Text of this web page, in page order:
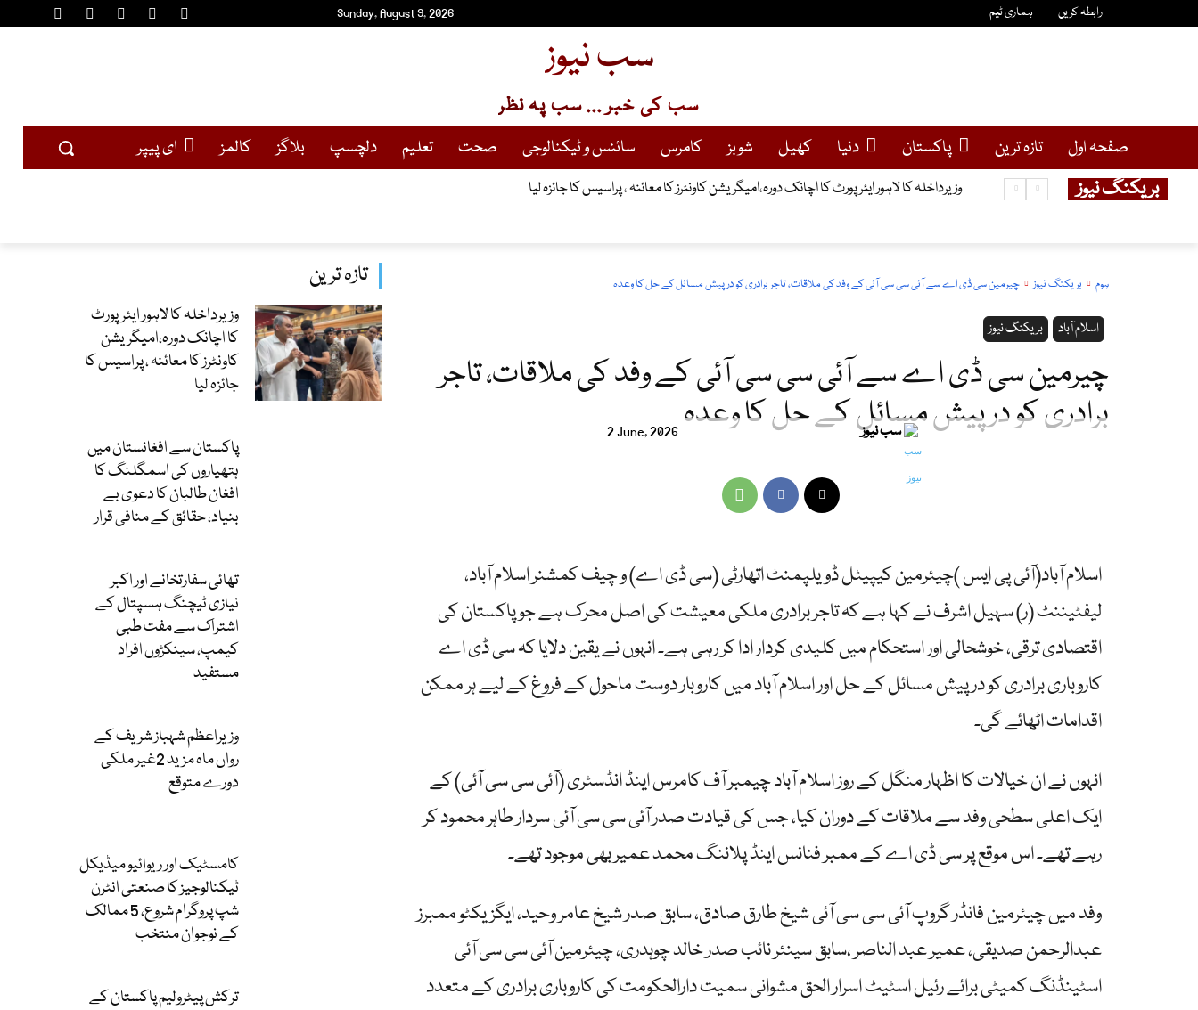
Sunday, August 9, 2026 رابطہ کریں ہماری ٹیم
سب نیوز
سب کی خبر ... سب پہ نظر
صفحہ اول تازہ ترین پاکستان دنیا کھیل شوبز کامرس سائنس و ٹیکنالوجی صحت تعلیم دلچسپ بلاگز کالمز ای پیپر
بریکنگ نیوز وزیرداخلہ کا لاہور ایئرپورٹ کا اچانک دورہ،امیگریشن کاونٹرز کا معائنہ ، پراسیس کا جائزہ لیا
تازہ ترین
وزیرداخلہ کا لاہور ایئرپورٹ
کا اچانک دورہ،امیگریشن
کاونٹرز کا معائنہ ، پراسیس کا
جائزہ لیا
پاکستان سے افغانستان میں
ہتھیاروں کی اسمگلنگ کا
افغان طالبان کا دعوی بے
بنیاد، حقائق کے منافی قرار
تھائی سفارتخانے اور اکبر
نیازی ٹیچنگ ہسپتال کے
اشتراک سے مفت طبی
کیمپ، سینکڑوں افراد
مستفید
وزیراعظم شہباز شریف کے
رواں ماہ مزید 2غیر ملکی
دورے متوقع
کامسٹیک اور ریوائیو میڈیکل
ٹیکنالوجیز کا صنعتی انٹرن
شپ پروگرام شروع، 5 ممالک
کے نوجوان منتخب
ترکش پیٹرولیم پاکستان کے
ہوم بریکنگ نیوز چیرمین سی ڈی اے سے آئی سی سی آئی کے وفد کی ملاقات، تاجر برادری کو درپیش مسائل کے حل کا وعدہ
بریکنگ نیوز اسلام آباد
چیرمین سی ڈی اے سے آئی سی سی آئی کے وفد کی ملاقات، تاجر
برادری کو درپیش مسائل کے حل کا وعدہ 2 June, 2026 سب نیوز
اسلام آباد(آئی پی ایس )چیئرمین کیپیٹل ڈویلپمنٹ اتھارٹی (سی ڈی اے) و چیف کمشنر اسلام آباد،
لیفٹیننٹ (ر) سہیل اشرف نے کہا ہے کہ تاجر برادری ملکی معیشت کی اصل محرک ہے جو پاکستان کی
اقتصادی ترقی، خوشحالی اور استحکام میں کلیدی کردار ادا کر رہی ہے۔ انہوں نے یقین دلایا کہ سی ڈی اے
کاروباری برادری کو درپیش مسائل کے حل اور اسلام آباد میں کاروبار دوست ماحول کے فروغ کے لیے ہر ممکن
اقدامات اٹھائے گی۔
انہوں نے ان خیالات کا اظہار منگل کے روز اسلام آباد چیمبر آف کامرس اینڈ انڈسٹری (آئی سی سی آئی) کے
ایک اعلی سطحی وفد سے ملاقات کے دوران کیا، جس کی قیادت صدر آئی سی سی آئی سردار طاہر محمود کر
رہے تھے۔ اس موقع پر سی ڈی اے کے ممبر فنانس اینڈ پلاننگ محمد عمیر بھی موجود تھے۔
وفد میں چیئرمین فانڈر گروپ آئی سی سی آئی شیخ طارق صادق، سابق صدر شیخ عامر وحید، ایگزیکٹو ممبرز
عبدالرحمن صدیقی، عمیر عبد الناصر ،سابق سینئر نائب صدر خالد چوہدری، چیئرمین آئی سی سی آئی
اسٹینڈنگ کمیٹی برائے رئیل اسٹیٹ اسرار الحق مشوانی سمیت دارالحکومت کی کاروباری برادری کے متعدد